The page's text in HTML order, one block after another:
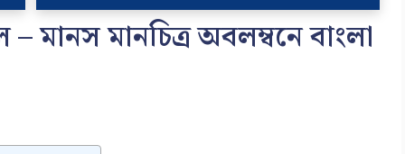
মানচিত্র অবলম্বনে বাংলা